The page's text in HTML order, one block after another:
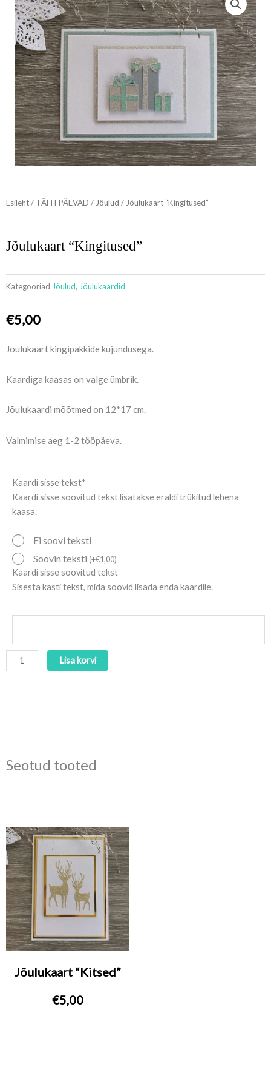
Esileht/ TÄHTPÄEVAD / Jõulud / Jõulukaart “Kingitused”
Jõulukaart “Kingitused”
Kategooriad Jõulud, Jõulukaardid
€5,00
Jõulukaart kingipakkide kujundusega.
Kaardiga kaasas on valge ümbrik.
Jõulukaardi mõõtmed on 12*17 cm.
Valmimise aeg 1-2 tööpäeva.
Kaardi sisse tekst*
Kaardi sisse soovitud tekst lisatakse eraldi trükitud lehena
kaasa.
Ei soovi teksti
Soovin teksti (+€1,00)
Kaardi sisse soovitud tekst
Sisesta kasti tekst, mida soovid lisada enda kaardile.
Jõulukaart
"Kingitused"
kogus
Lisa korvi
Seotud tooted
Jõulukaart “Kitsed”
€5,00